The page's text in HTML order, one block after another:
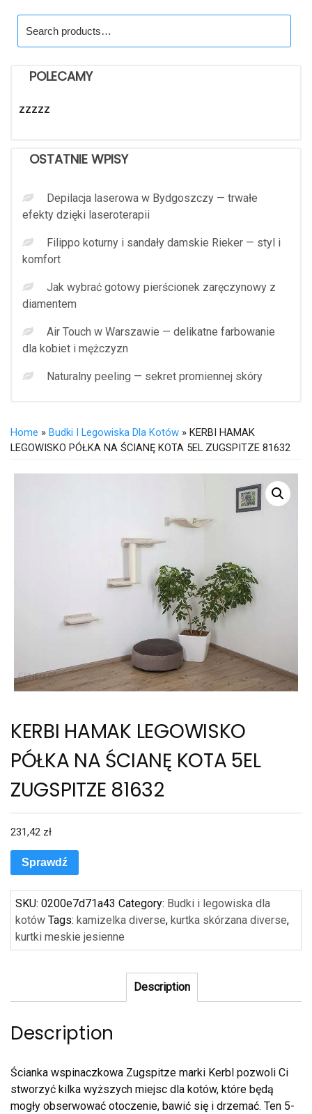
for:
POLECAMY
zzzzz
OSTATNIE WPISY
Depilacja laserowa w Bydgoszczy — trwałe
efekty dzięki laseroterapii
Filippo koturny i sandały damskie Rieker — styl i
komfort
Jak wybrać gotowy pierścionek zaręczynowy z
diamentem
Air Touch w Warszawie — delikatne farbowanie
dla kobiet i mężczyzn
Naturalny peeling — sekret promiennej skóry
Home » Budki I Legowiska Dla Kotów » KERBI HAMAK
LEGOWISKO PÓŁKA NA ŚCIANĘ KOTA 5EL ZUGSPITZE 81632
KERBI HAMAK LEGOWISKO
PÓŁKA NA ŚCIANĘ KOTA 5EL
ZUGSPITZE 81632
231,42 zł
Sprawdź
SKU: 0200e7d71a43 Category: Budki i legowiska dla
kotów Tags: kamizelka diverse, kurtka skórzana diverse,
kurtki meskie jesienne
Description
Description
Ścianka wspinaczkowa Zugspitze marki Kerbl pozwoli Ci
stworzyć kilka wyższych miejsc dla kotów, które będą
mogły obserwować otoczenie, bawić się i drzemać. Ten 5-